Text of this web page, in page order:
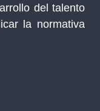
del talento
la normativa